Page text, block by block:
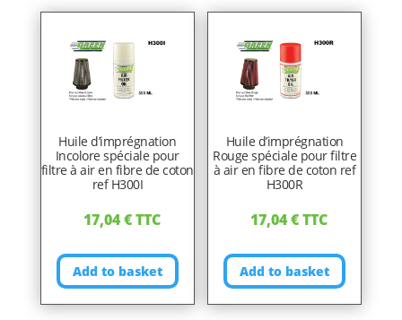
Huile d’imprégnation
Incolore spéciale pour
filtre à air en fibre de coton
ref H300I
17,04€TTC
Add to basket
Huile d’imprégnation
Rouge spéciale pour filtre
à air en fibre de coton ref
H300R
17,04€TTC
Add to basket